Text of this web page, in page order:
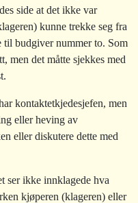
side at det ikke var
kunne trekke seg fra
til budgiver nummer to. Som
men det måtte sjekkes med
kontaktetkjedesjefen, men
eller heving av
eller diskutere dette med
ser ikke innklagede hva
kjøperen (klageren) eller